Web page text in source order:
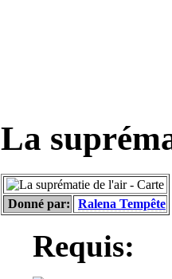
La
Donné par: Ralena Tempête
Requis: